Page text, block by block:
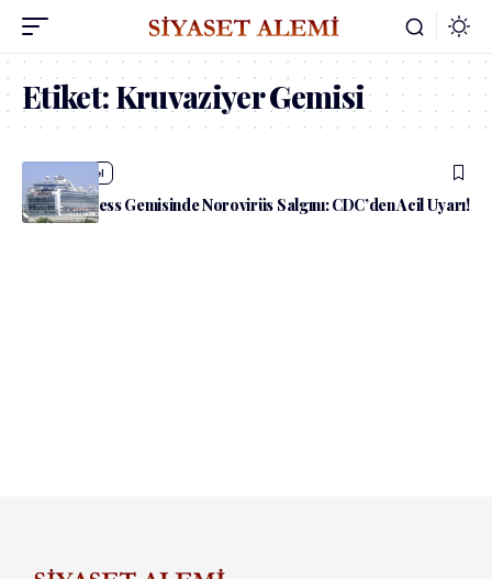
Etiket:Kruvaziyer Gemisi
admin Güncel
Ruby Princess Gemisinde Norovirüs Salgını: CDC’den Acil Uyarı!